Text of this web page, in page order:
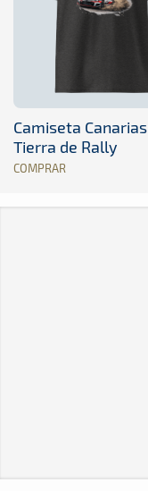
Camiseta Canarias
Tierra de Rally
COMPRAR